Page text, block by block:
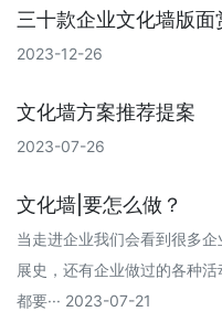
三十款企业文化墙版面
2023-12-26
文化墙方案推荐提案
2023-07-26
文化墙|要怎么做？
当走进企业我们会看到很多
展史，还有企业做过的各种
都要··· 2023-07-21